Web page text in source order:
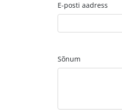
E-posti aadress
Sõnum